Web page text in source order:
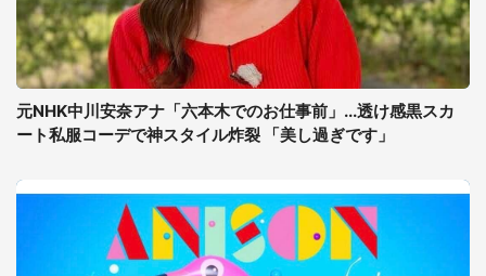
元NHK中川安奈アナ「六本木でのお仕事前」...透け感黒スカ
ート私服コーデで神スタイル炸裂 「美し過ぎです」